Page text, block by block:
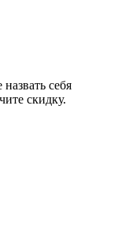
себя
скидку.